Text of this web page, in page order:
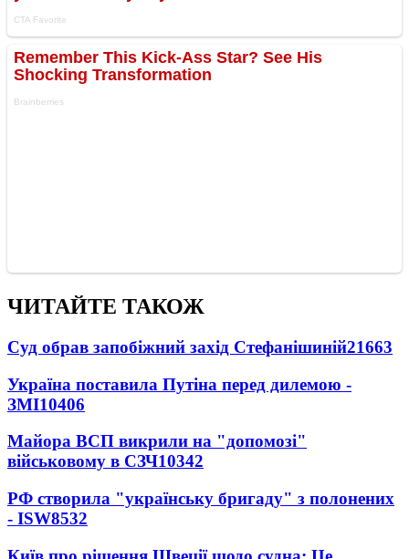
ЧИТАЙТЕ ТАКОЖ
Суд обрав запобіжний захід Стефанішиній21663
Україна поставила Путіна перед дилемою -
ЗМІ10406
Майора ВСП викрили на "допомозі"
військовому в СЗЧ10342
РФ створила "українську бригаду" з полонених
- ISW8532